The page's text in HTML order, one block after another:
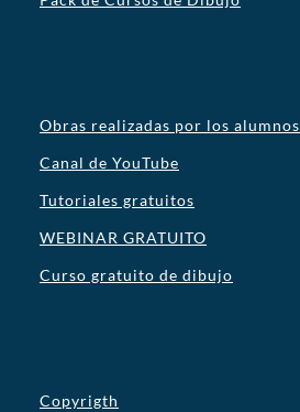
Obras realizadas por los alumnos
Canal de YouTube
Tutoriales gratuitos
WEBINAR GRATUITO
Curso gratuito de dibujo
Copyrigth